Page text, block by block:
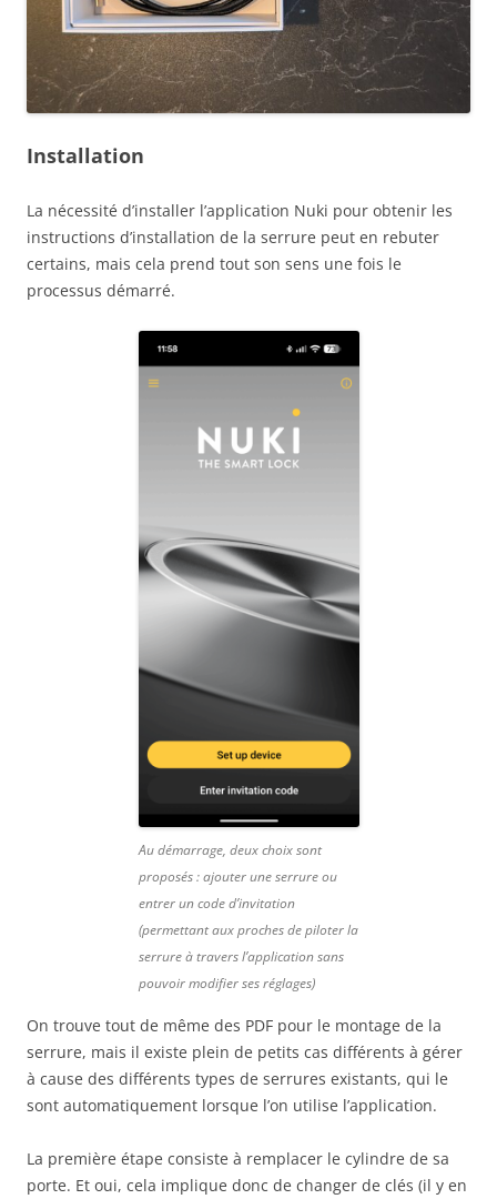
Installation
La nécessité d’installer l’application Nuki pour obtenir les
instructions d’installation de la serrure peut en rebuter
certains, mais cela prend tout son sens une fois le
processus démarré.
Au démarrage, deux choix sont
proposés : ajouter une serrure ou
entrer un code d’invitation
(permettant aux proches de piloter la
serrure à travers l’application sans
pouvoir modifier ses réglages)
On trouve tout de même des PDF pour le montage de la
serrure, mais il existe plein de petits cas différents à gérer
à cause des différents types de serrures existants, qui le
sont automatiquement lorsque l’on utilise l’application.
La première étape consiste à remplacer le cylindre de sa
porte. Et oui, cela implique donc de changer de clés (il y en